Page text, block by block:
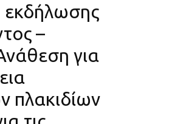
–
για
πλακιδίων